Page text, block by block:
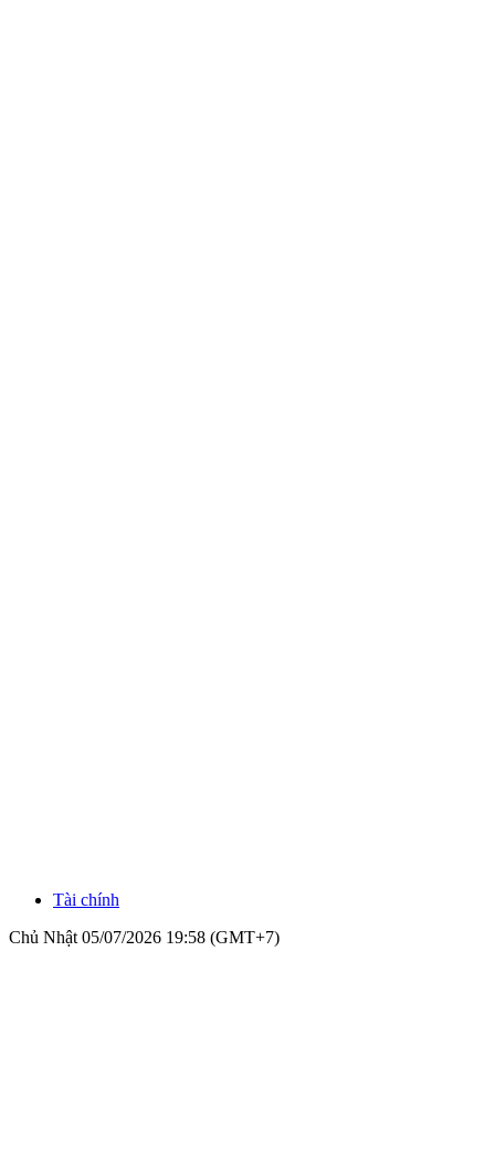
Tài chính
Chủ Nhật 05/07/2026 19:58 (GMT+7)